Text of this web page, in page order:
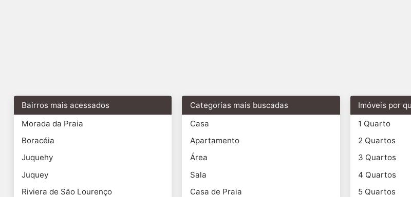
Bairros mais acessados
Morada da Praia
Boracéia
Juquehy
Juquey
Riviera de São Lourenço
Categorias mais buscadas
Casa
Apartamento
Área
Sala
Casa de Praia
Imóveis por
1 Quarto
2 Quartos
3 Quartos
4 Quartos
5 Quartos